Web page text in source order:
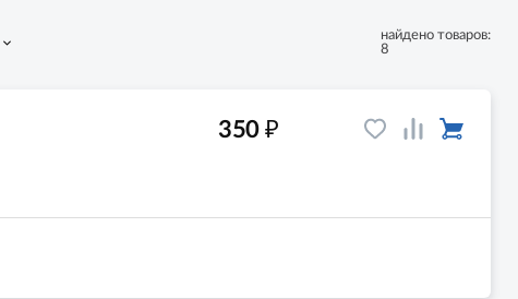
найдено товаров:
8
350 ₽